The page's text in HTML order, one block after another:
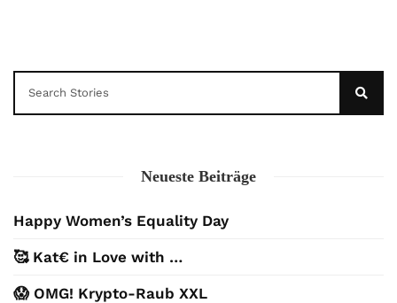
Neueste Beiträge
Happy Women’s Equality Day
🥰 Kat€ in Love with …
😱 OMG! Krypto-Raub XXL